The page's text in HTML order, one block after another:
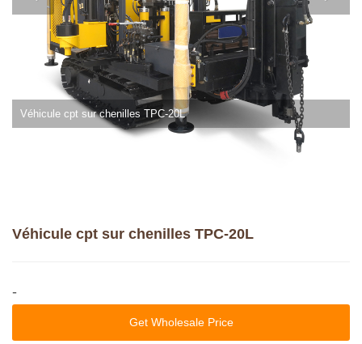
Véhicule cpt sur chenilles TPC-20L
Véhicule cpt sur chenilles TPC-20L
-
Get Wholesale Price